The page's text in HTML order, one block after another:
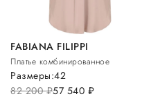
FABIANA FILIPPI
Платье комбинированное
82 200руб.57 540 руб.
Размеры:42